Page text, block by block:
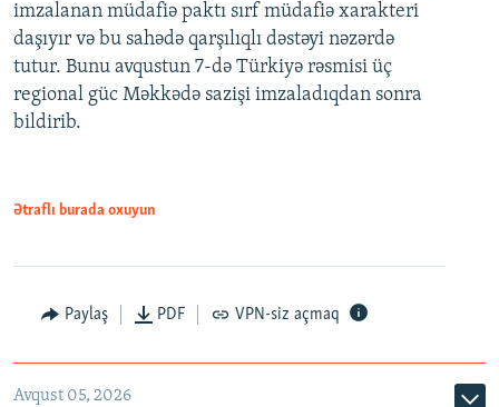
imzalanan müdafiə paktı sırf müdafiə xarakteri
daşıyır və bu sahədə qarşılıqlı dəstəyi nəzərdə
tutur. Bunu avqustun 7-də Türkiyə rəsmisi üç
regional güc Məkkədə sazişi imzaladıqdan sonra
bildirib.
Ətraflı burada oxuyun
Paylaş PDF VPN-siz açmaq
Avqust 05, 2026